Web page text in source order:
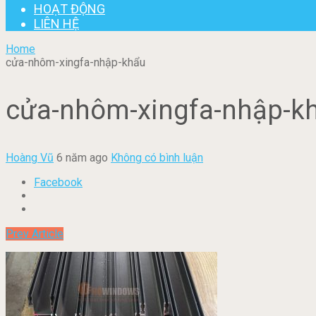
HOẠT ĐỘNG
LIÊN HỆ
Home
cửa-nhôm-xingfa-nhập-khẩu
cửa-nhôm-xingfa-nhập-
Hoàng Vũ 6 năm ago Không có bình luận
Facebook
Prev Article